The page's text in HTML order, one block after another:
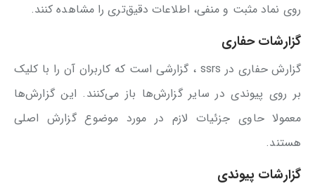
روی نماد مثبت و منفی، اطلاعات دقیق‌تری را مشاهده کنند.
گزارشات حفاری
گزارش حفاری در ssrs ، گزارشی است که کاربران آن را با کلیک
بر روی پیوندی در سایر گزارش‌ها باز می‌کنند. این گزارش‌ها
معمولا حاوی جزئیات لازم در مورد موضوع گزارش اصلی
هستند.
گزارشات‌ پیوندی